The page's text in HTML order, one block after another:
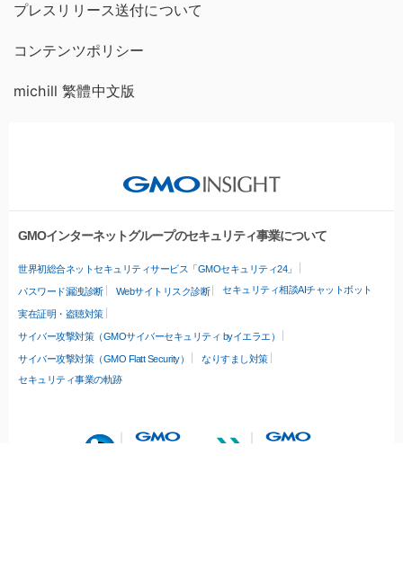
プレスリリース送付について
コンテンツポリシー
michill 繁體中文版
GMOインターネットグループのセキュリティ事業について
世界初総合ネットセキュリティサービス「GMOセキュリティ24」
パスワード漏洩診断 Webサイトリスク診断 セキュリティ相談AIチャットボット
実在証明・盗聴対策
サイバー攻撃対策（GMOサイバーセキュリティ byイエラエ）
サイバー攻撃対策（GMO Flatt Security）
なりすまし対策
セキュリティ事業の軌跡